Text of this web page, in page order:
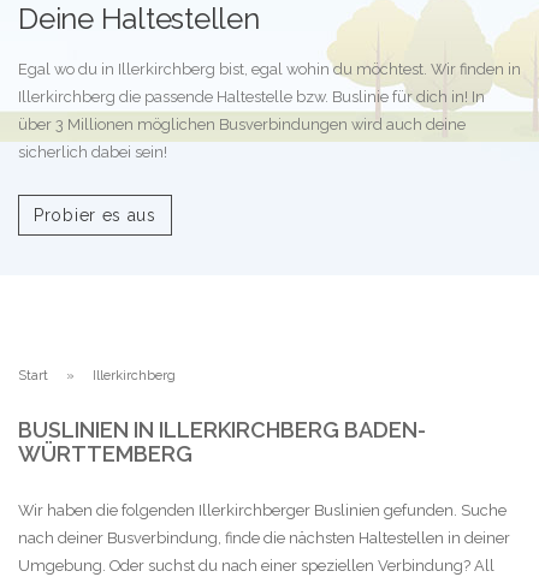
Deine Haltestellen
Egal wo du in Illerkirchberg bist, egal wohin du möchtest. Wir finden in
Illerkirchberg die passende Haltestelle bzw. Buslinie für dich in! In
über 3 Millionen möglichen Busverbindungen wird auch deine
sicherlich dabei sein!
Probier es aus
Start Illerkirchberg
BUSLINIEN IN ILLERKIRCHBERG BADEN-
WÜRTTEMBERG
Wir haben die folgenden Illerkirchberger Buslinien gefunden. Suche
nach deiner Busverbindung, finde die nächsten Haltestellen in deiner
Umgebung. Oder suchst du nach einer speziellen Verbindung? All